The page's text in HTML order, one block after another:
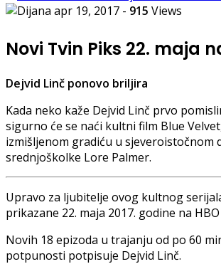
apr 19, 2017 - 915 Views
Novi Tvin Piks 22. maja
Dejvid Linč ponovo briljira
Kada neko kaže Dejvid Linč prvo
sigurno će se naći kultni film Blue
izmišljenom gradiću u
srednjoškolke Lore Palmer.
Upravo za ljubitelje ovog kultnog
prikazane 22. maja 2017. godine na
Novih 18 epizoda u trajanju od po 60
potpunosti potpisuje Dejvid Linč.